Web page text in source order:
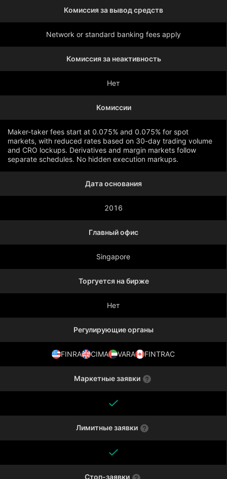
Комиссия за вывод средств
Network or standard banking fees apply
Комиссия за неактивность
Нет
Комиссии
Maker-taker fees start at 0.075% and 0.075% for spot
markets, with reduced rates based on 30-day trading volume
and CRO lockups. Derivatives and margin markets follow
separate schedules. No hidden execution markups.
Дата основания
2016
Главный офис
Singapore
Торгуется на бирже
Нет
Регулирующие органы
FINRA CIMA VARA FINTRAC
Маркетные заявки
Лимитные заявки
Стоп-заявки